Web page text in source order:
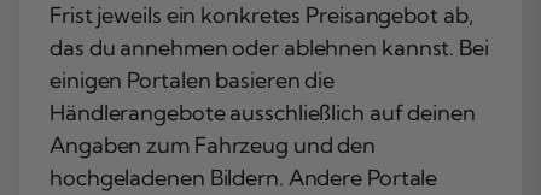
Frist jeweils ein konkretes Preisangebot ab,
das du annehmen oder ablehnen kannst. Bei
einigen Portalen basieren die
Händlerangebote ausschließlich auf deinen
Angaben zum Fahrzeug und den
hochgeladenen Bildern. Andere Portale